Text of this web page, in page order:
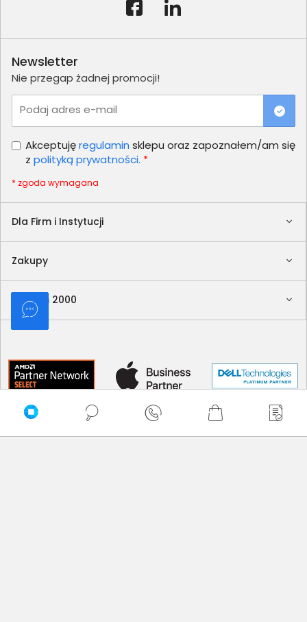
Dla Firm i Instytucji
Zakupy
Delkom 2000
Newsletter
Nie przegap żadnej promocji!
Podaj adres e-mail
Akceptujęregulamin sklepu oraz zapoznałem/am się
z polityką prywatności. *
* zgoda wymagana